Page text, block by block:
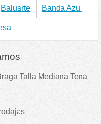
Baluarte Banda Azul
Talla Mediana Tena